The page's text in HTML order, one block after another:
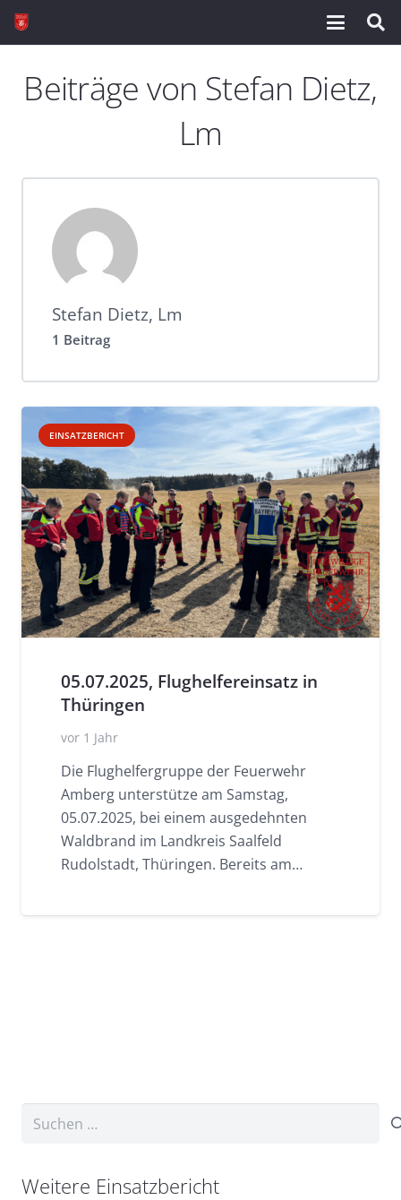
Beiträge von Stefan Dietz,
Lm
Stefan Dietz, Lm
1 Beitrag
EINSATZBERICHT
05.07.2025, Flughelfereinsatz in
Thüringen
vor 1 Jahr
Die Flughelfergruppe der Feuerwehr
Amberg unterstütze am Samstag,
05.07.2025, bei einem ausgedehnten
Waldbrand im Landkreis Saalfeld
Rudolstadt, Thüringen. Bereits am…
Suchen
Weitere Einsatzbericht